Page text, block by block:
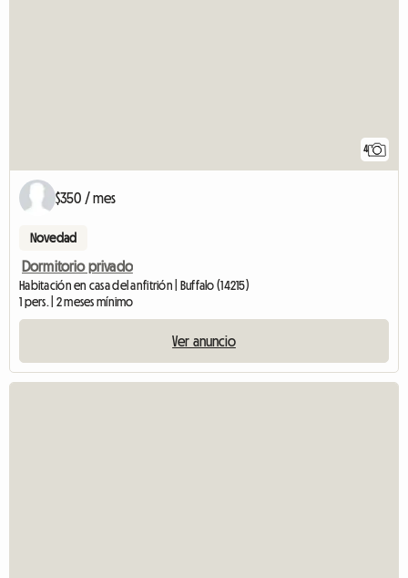
4
$350 / mes
Novedad
Dormitorio privado
Habitación en casa del anfitrión | Buffalo (14215)
1 pers. | 2 meses mínimo
Ver anuncio